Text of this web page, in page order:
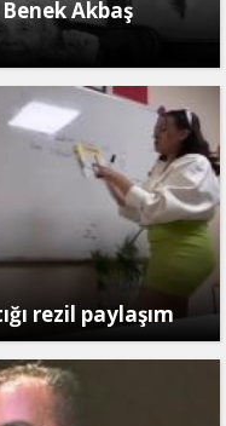
Akbaş
rezil paylaşım